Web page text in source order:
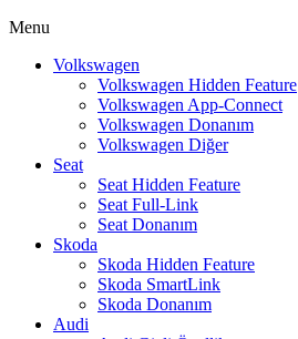
Menu
Volkswagen
Volkswagen Hidden Feature
Volkswagen App-Connect
Volkswagen Donanım
Volkswagen Diğer
Seat
Seat Hidden Feature
Seat Full-Link
Seat Donanım
Skoda
Skoda Hidden Feature
Skoda SmartLink
Skoda Donanım
Audi